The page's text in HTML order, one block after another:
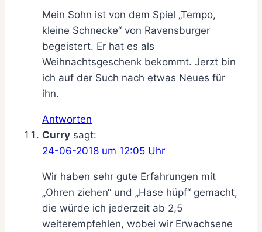
Mein Sohn ist von dem Spiel „Tempo,
kleine Schnecke“ von Ravensburger
begeistert. Er hat es als
Weihnachtsgeschenk bekommt. Jerzt bin
ich auf der Such nach etwas Neues für
ihn.
Antworten
Curry sagt:
24-06-2018 um 12:05 Uhr
Wir haben sehr gute Erfahrungen mit
„Ohren ziehen“ und „Hase hüpf“ gemacht,
die würde ich jederzeit ab 2,5
weiterempfehlen, wobei wir Erwachsene